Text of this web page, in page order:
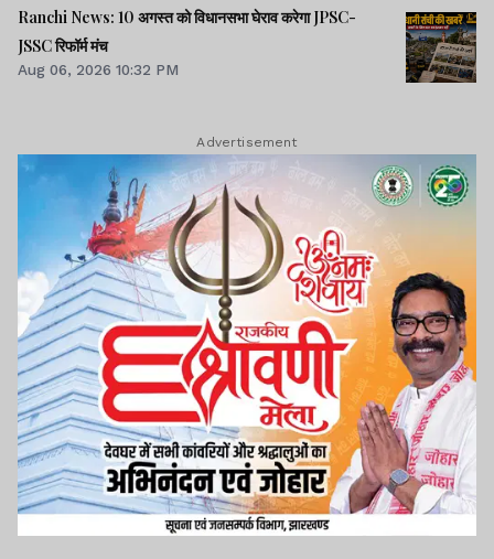
Ranchi News: 10 अगस्त को विधानसभा घेराव करेगा JPSC-
JSSC रिफॉर्म मंच
Aug 06, 2026 10:32 PM
Advertisement